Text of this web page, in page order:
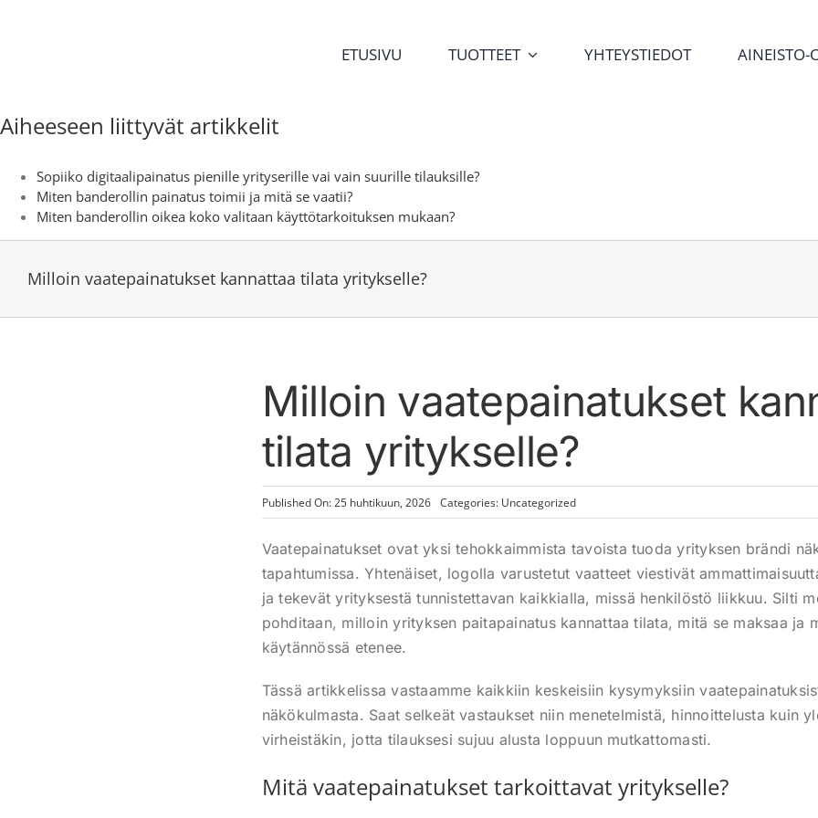
ETUSIVU TUOTTEET YHTEYSTIEDOT AINEISTO-
Aiheeseen liittyvät artikkelit
Sopiiko digitaalipainatus pienille yrityserille vai vain suurille tilauksille?
Miten banderollin painatus toimii ja mitä se vaatii?
Miten banderollin oikea koko valitaan käyttötarkoituksen mukaan?
Milloin vaatepainatukset kannattaa tilata yritykselle?
Milloin vaatepainatukset
tilata yritykselle?
Published On: 25 huhtikuun, 2026 Categories: Uncategorized
Vaatepainatukset ovat yksi tehokkaimmista tavoista tuoda yrityksen brändi
tapahtumissa. Yhtenäiset, logolla varustetut vaatteet viestivät
ja tekevät yrityksestä tunnistettavan kaikkialla, missä henkilöstö liikkuu. Silti
pohditaan, milloin yrityksen paitapainatus kannattaa tilata, mitä se maksaa ja
käytännössä etenee.
Tässä artikkelissa vastaamme kaikkiin keskeisiin kysymyksiin
näkökulmasta. Saat selkeät vastaukset niin menetelmistä, hinnoittelusta kuin
virheistäkin, jotta tilauksesi sujuu alusta loppuun mutkattomasti.
Mitä vaatepainatukset tarkoittavat yritykselle?